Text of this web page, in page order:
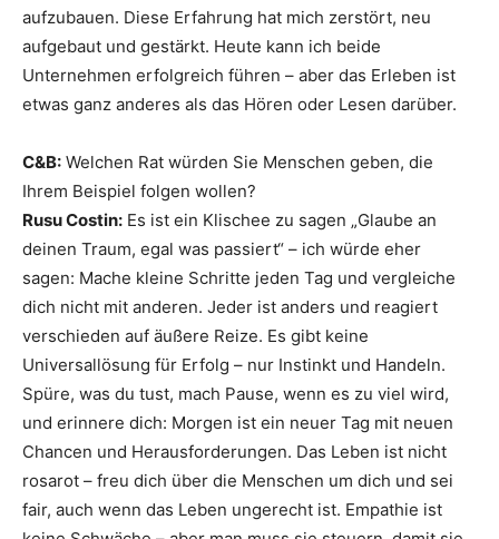
aufzubauen. Diese Erfahrung hat mich zerstört, neu
aufgebaut und gestärkt. Heute kann ich beide
Unternehmen erfolgreich führen – aber das Erleben ist
etwas ganz anderes als das Hören oder Lesen darüber.
C&B: Welchen Rat würden Sie Menschen geben, die
Ihrem Beispiel folgen wollen?
Rusu Costin: Es ist ein Klischee zu sagen „Glaube an
deinen Traum, egal was passiert“ – ich würde eher
sagen: Mache kleine Schritte jeden Tag und vergleiche
dich nicht mit anderen. Jeder ist anders und reagiert
verschieden auf äußere Reize. Es gibt keine
Universallösung für Erfolg – nur Instinkt und Handeln.
Spüre, was du tust, mach Pause, wenn es zu viel wird,
und erinnere dich: Morgen ist ein neuer Tag mit neuen
Chancen und Herausforderungen. Das Leben ist nicht
rosarot – freu dich über die Menschen um dich und sei
fair, auch wenn das Leben ungerecht ist. Empathie ist